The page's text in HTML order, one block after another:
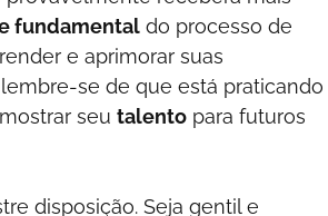
fundamental do processo de
e aprimorar suas
se de que está praticando
seu talento para futuros
disposição. Seja gentil e